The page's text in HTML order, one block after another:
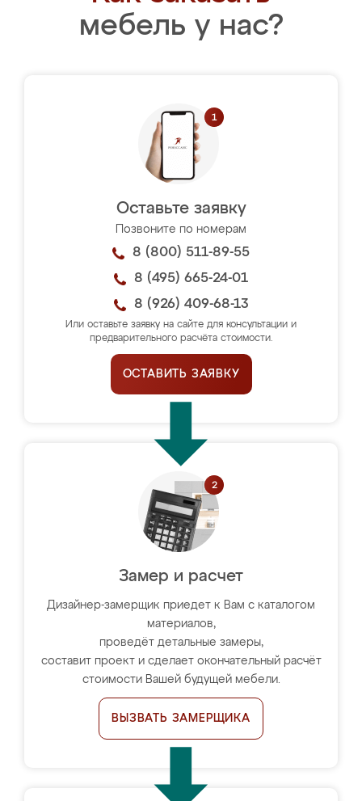
мебель у нас?
Оставьте заявку
Позвоните по номерам
8 (800) 511-89-55
8 (495) 665-24-01
8 (926) 409-68-13
Или оставьте заявку на сайте для консультации и
предварительного расчёта стоимости.
ОСТАВИТЬ ЗАЯВКУ
Замер и расчет
Дизайнер-замерщик приедет к Вам с каталогом
материалов,
проведёт детальные замеры,
составит проект и сделает окончательный расчёт
стоимости Вашей будущей мебели.
ВЫЗВАТЬ ЗАМЕРЩИКА